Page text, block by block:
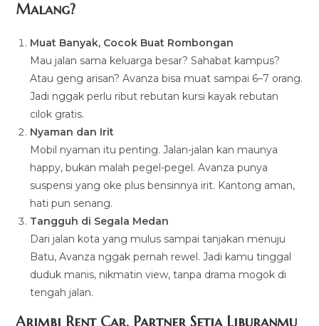
Malang?
Muat Banyak, Cocok Buat Rombongan
Mau jalan sama keluarga besar? Sahabat kampus?
Atau geng arisan? Avanza bisa muat sampai 6–7 orang.
Jadi nggak perlu ribut rebutan kursi kayak rebutan
cilok gratis.
Nyaman dan Irit
Mobil nyaman itu penting. Jalan-jalan kan maunya
happy, bukan malah pegel-pegel. Avanza punya
suspensi yang oke plus bensinnya irit. Kantong aman,
hati pun senang.
Tangguh di Segala Medan
Dari jalan kota yang mulus sampai tanjakan menuju
Batu, Avanza nggak pernah rewel. Jadi kamu tinggal
duduk manis, nikmatin view, tanpa drama mogok di
tengah jalan.
Arimbi Rent Car, Partner Setia Liburanmu